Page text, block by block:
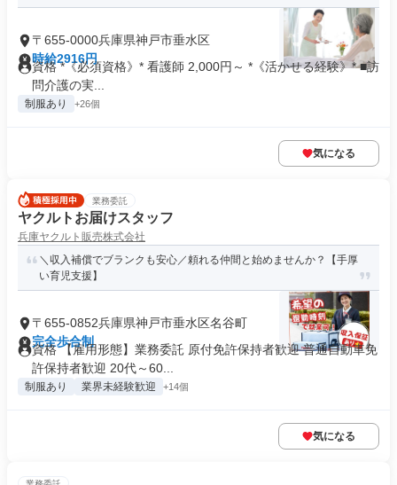
〒655-0000兵庫県神戸市垂水区
時給2916円
資格 *《必須資格》* 看護師 2,000円～ *《活かせる経験》* ■訪
問介護の実...
制服あり +26個
気になる
業務委託
ヤクルトお届けスタッフ
兵庫ヤクルト販売株式会社
＼収入補償でブランクも安心／頼れる仲間と始めませんか？【手厚
い育児支援】
〒655-0852兵庫県神戸市垂水区名谷町
完全歩合制
資格 【雇用形態】業務委託 原付免許保持者歓迎 普通自動車免
許保持者歓迎 20代～60...
制服あり 業界未経験歓迎 +14個
気になる